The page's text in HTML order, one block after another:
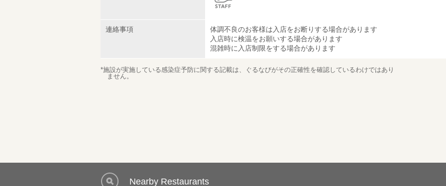
連絡事項
体調不良のお客様は入店をお断りする場合があります
入店時に検温をお願いする場合があります
混雑時に入店制限をする場合があります
*施設が実施している感染症予防に関する記載は、ぐるなびがその正確性を確認しているわけではあり
ません。
Nearby Restaurants